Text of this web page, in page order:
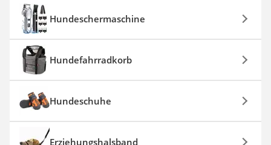
Hundeschermaschine
Hundefahrradkorb
Hundeschuhe
Erziehungshalsband